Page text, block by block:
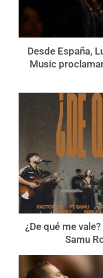
Desde España,
Music
¿De qué me
Samu